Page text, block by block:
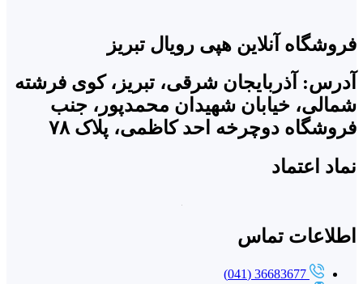
فروشگاه آنلاین هپی رویال تبریز
آدرس: آذربایجان شرقی، تبریز، کوی فرشته
شمالی، خیابان شهیدان محمدپور، جنب
فروشگاه دوچرخه احد کاظمی، پلاک ۷۸
نماد اعتماد
اطلاعات تماس
36683677 (041)